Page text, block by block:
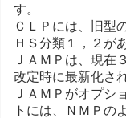
す。
ＣＬＰには、旧型
ＨＳ分類１，２が
ＪＡＭＰは、現在
改定時に最新化さ
ＪＡＭＰがオプシ
トには、ＮＭＰの